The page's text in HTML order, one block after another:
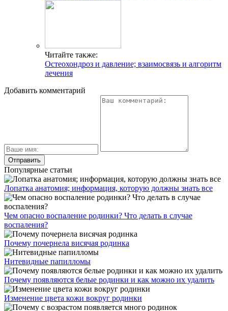
Читайте также:
Остеохондроз и давление; взаимосвязь и алгоритм
лечения
Добавить комментарий
Популярные статьи
Лопатка анатомия; информация, которую должны знать все
Чем опасно воспаление родинки? Что делать в случае
воспаления?
Почему почернела висячая родинка
Нитевидные папилломы
Почему появляются белые родинки и как можно их удалить
Изменение цвета кожи вокруг родинки